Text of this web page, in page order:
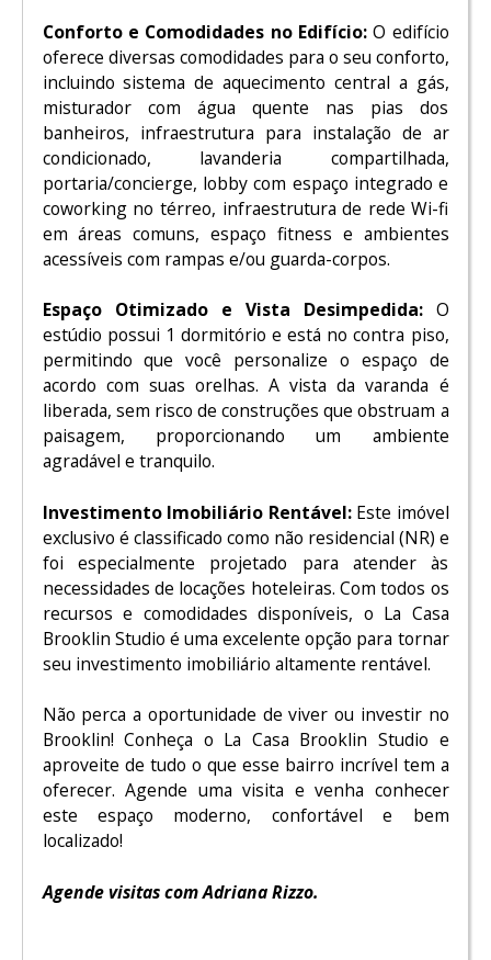
Conforto e Comodidades no Edifício:O edifício
oferece diversas comodidades para o seu conforto,
incluindo sistema de aquecimento central a gás,
misturador com água quente nas pias dos
banheiros, infraestrutura para instalação de ar
condicionado, lavanderia compartilhada,
portaria/concierge, lobby com espaço integrado e
coworking no térreo, infraestrutura de rede Wi-fi
em áreas comuns, espaço fitness e ambientes
acessíveis com rampas e/ou guarda-corpos.
Espaço Otimizado e Vista Desimpedida:O
estúdio possui 1 dormitório e está no contra piso,
permitindo que você personalize o espaço de
acordo com suas orelhas. A vista da varanda é
liberada, sem risco de construções que obstruam a
paisagem, proporcionando um ambiente
agradável e tranquilo.
Investimento Imobiliário Rentável:Este imóvel
exclusivo é classificado como não residencial (NR) e
foi especialmente projetado para atender às
necessidades de locações hoteleiras. Com todos os
recursos e comodidades disponíveis, o La Casa
Brooklin Studio é uma excelente opção para tornar
seu investimento imobiliário altamente rentável.
Não perca a oportunidade de viver ou investir no
Brooklin! Conheça o La Casa Brooklin Studio e
aproveite de tudo o que esse bairro incrível tem a
oferecer. Agende uma visita e venha conhecer
este espaço moderno, confortável e bem
localizado!
Agende visitas com Adriana Rizzo.